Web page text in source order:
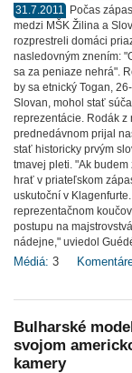
31.7.2011
Počas
medzi MŠK Žilina a
rozprestreli domáci
nasledovným znením:
sa za peniaze nehrá".
by sa etnický Togan,
Slovan, mohol stať
reprezentácie. Rodák z
prednedávnom prijal
stať historicky prvým
tmavej pleti. "Ak
hrať v priateľskom
uskutoční v
reprezentačnom
postupu na
nádejne," uviedol
Médiá: 3
Bulharské
svojom
kamery